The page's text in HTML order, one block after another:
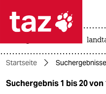
 taz
taz zahl
themen
Startseite Suchergebnisse
Suchergebnis 1 bis 20 von